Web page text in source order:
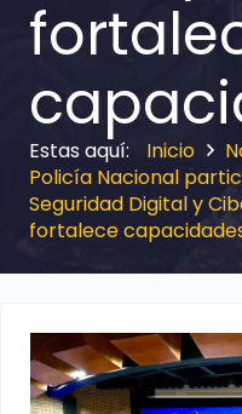
Inicio
Policía Nacional
Seguridad Digital y
fortalece